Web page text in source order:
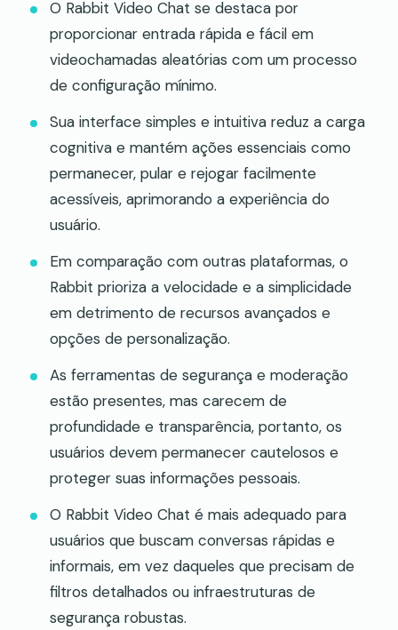
O Rabbit Video Chat se destaca por
proporcionar entrada rápida e fácil em
videochamadas aleatórias com um processo
de configuração mínimo.
Sua interface simples e intuitiva reduz a carga
cognitiva e mantém ações essenciais como
permanecer, pular e rejogar facilmente
acessíveis, aprimorando a experiência do
usuário.
Em comparação com outras plataformas, o
Rabbit prioriza a velocidade e a simplicidade
em detrimento de recursos avançados e
opções de personalização.
As ferramentas de segurança e moderação
estão presentes, mas carecem de
profundidade e transparência, portanto, os
usuários devem permanecer cautelosos e
proteger suas informações pessoais.
O Rabbit Video Chat é mais adequado para
usuários que buscam conversas rápidas e
informais, em vez daqueles que precisam de
filtros detalhados ou infraestruturas de
segurança robustas.